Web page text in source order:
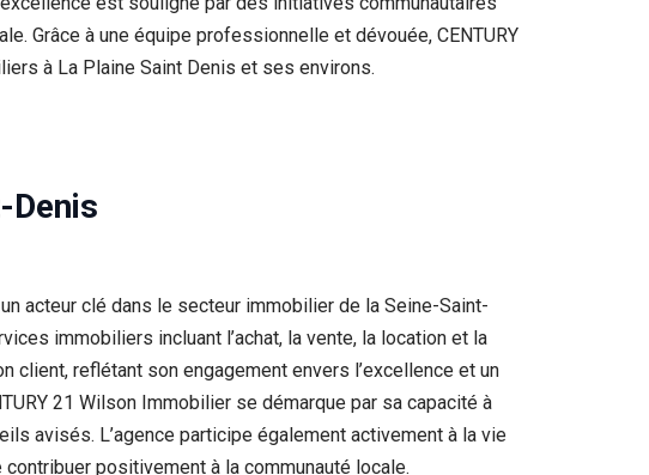
Grâce à une équipe professionnelle et dévouée, CENTURY
à La Plaine Saint Denis et ses environs.
Denis
acteur clé dans le secteur immobilier de la Seine-Saint-
immobiliers incluant l’achat, la vente, la location et la
reflétant son engagement envers l’excellence et un
21 Wilson Immobilier se démarque par sa capacité à
avisés. L’agence participe également activement à la vie
positivement à la communauté locale.